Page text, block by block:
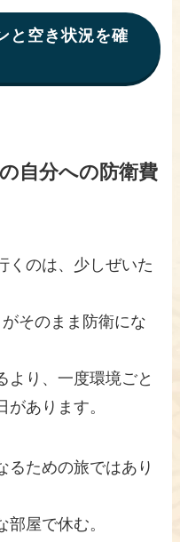
と空き状況を確
自分への防衛費
くのは、少しぜいた
そのまま防衛にな
より、一度環境ごと
あります。
るための旅ではあり
屋で休む。